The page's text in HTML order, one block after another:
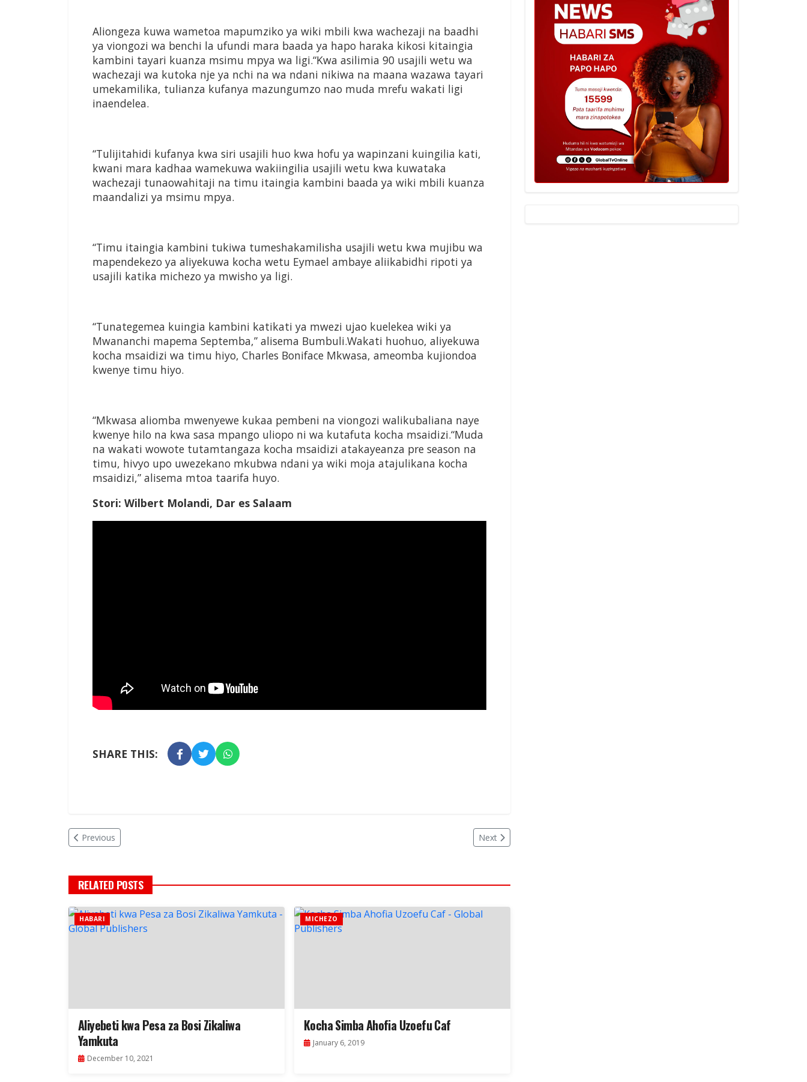
Aliongeza kuwa wametoa mapumziko ya wiki mbili kwa wachezaji na baadhi
ya viongozi wa benchi la ufundi mara baada ya hapo haraka kikosi kitaingia
kambini tayari kuanza msimu mpya wa ligi.“Kwa asilimia 90 usajili wetu wa
wachezaji wa kutoka nje ya nchi na wa ndani nikiwa na maana wazawa tayari
umekamilika, tulianza kufanya mazungumzo nao muda mrefu wakati ligi
inaendelea.
“Tulijitahidi kufanya kwa siri usajili huo kwa hofu ya wapinzani kuingilia kati,
kwani mara kadhaa wamekuwa wakiingilia usajili wetu kwa kuwataka
wachezaji tunaowahitaji na timu itaingia kambini baada ya wiki mbili kuanza
maandalizi ya msimu mpya.
“Timu itaingia kambini tukiwa tumeshakamilisha usajili wetu kwa mujibu wa
mapendekezo ya aliyekuwa kocha wetu Eymael ambaye aliikabidhi ripoti ya
usajili katika michezo ya mwisho ya ligi.
“Tunategemea kuingia kambini katikati ya mwezi ujao kuelekea wiki ya
Mwananchi mapema Septemba,” alisema Bumbuli.Wakati huohuo, aliyekuwa
kocha msaidizi wa timu hiyo, Charles Boniface Mkwasa, ameomba kujiondoa
kwenye timu hiyo.
“Mkwasa aliomba mwenyewe kukaa pembeni na viongozi walikubaliana naye
kwenye hilo na kwa sasa mpango uliopo ni wa kutafuta kocha msaidizi.“Muda
na wakati wowote tutamtangaza kocha msaidizi atakayeanza pre season na
timu, hivyo upo uwezekano mkubwa ndani ya wiki moja atajulikana kocha
msaidizi,” alisema mtoa taarifa huyo.
Stori: Wilbert Molandi, Dar es Salaam
SHARE THIS:
Previous Next
RELATED POSTS
HABARI
Aliyebeti kwa Pesa za Bosi Zikaliwa
Yamkuta
December 10, 2021
MICHEZO
Kocha Simba Ahofia Uzoefu Caf
January 6, 2019